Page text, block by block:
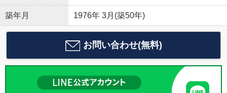
築年月 1976年 3月(築50年)
お問い合わせ(無料)